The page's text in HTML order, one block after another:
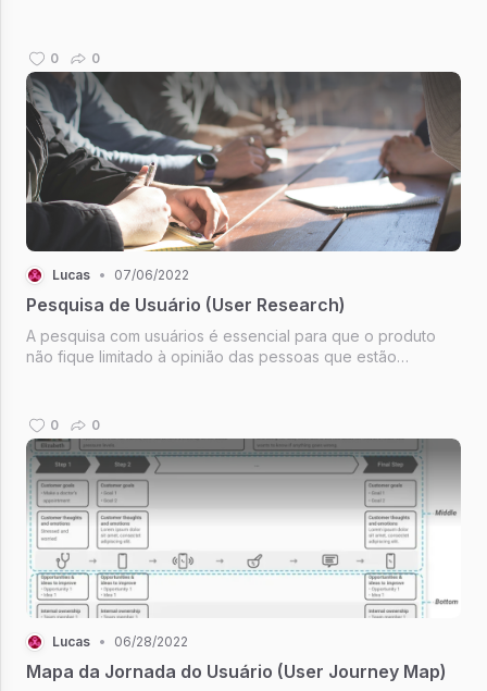
real potencial do...
0 0
Lucas • 07/06/2022
Pesquisa de Usuário (User Research)
A pesquisa com usuários é essencial para que o produto
não fique limitado à opinião das pessoas que estão
influenciador de decisão da...
0 0
Lucas • 06/28/2022
Mapa da Jornada do Usuário (User Journey Map)